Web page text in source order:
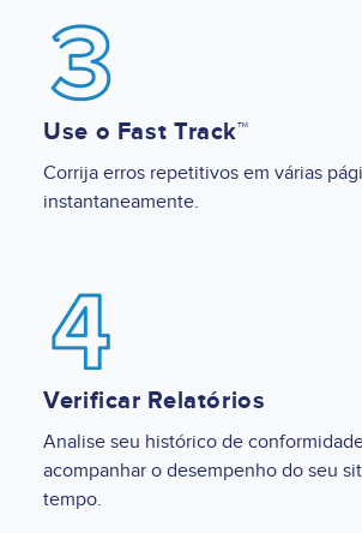
Image
Use o Fast Track™
Corrija erros repetitivos em várias
instantaneamente.
Image
Verificar Relatórios
Analise seu histórico de
acompanhar o desempenho do seu
tempo.